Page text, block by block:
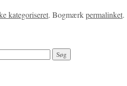
kategoriseret. Bogmærkpermalinket.